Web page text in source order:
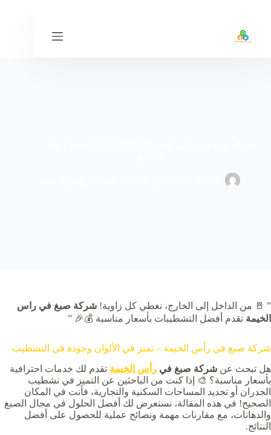
المحتوى
” 🚪 من الداخل إلى الخارج، نغطي كل زاوية! شركة صبغ في راس
الخيمة تقدم أفضل التشطيبات بأسعار مناسبة 💰🎉 ”
شركة صبغ في رأس الخيمة – تميز في الألوان وجودة في التشطيب
هل تبحث عن شركة صبغ في رأس الخيمة تقدم لك خدمات احترافية
بأسعار مناسبة؟ 🎨 إذا كنت من الباحثين عن التميز في تشطيب
الجدران أو تجديد المساحات السكنية والتجارية، فأنت في المكان
الصحيح! في هذه المقالة، نستعرض لك أفضل الحلول في مجال الصبغ
والدهانات، مع مقارنات مهمة ونصائح عملية للحصول على أفضل
النتائج.